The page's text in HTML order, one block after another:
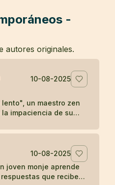
-
autores originales.
10-08-2025
un maestro zen
impaciencia de su
10-08-2025
joven monje aprende
que recibe